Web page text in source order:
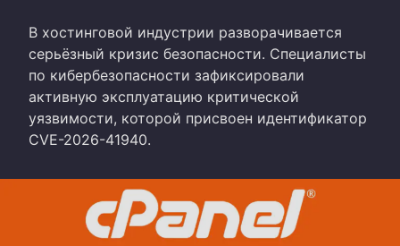
В хостинговой индустрии разворачивается
серьёзный кризис безопасности. Специалисты
по кибербезопасности зафиксировали
активную эксплуатацию критической
уязвимости, которой присвоен идентификатор
CVE-2026-41940.